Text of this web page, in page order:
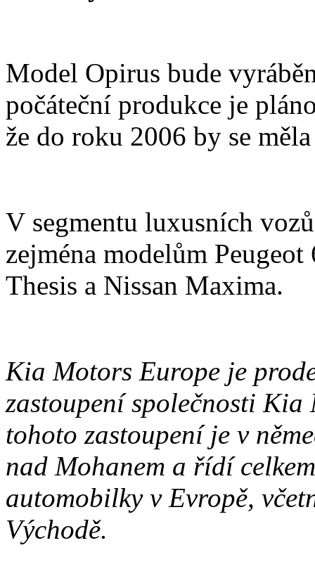
Model Opirus bude
počáteční produkce je
že do roku 2006 by se
V segmentu luxusních
zejména modelům
Thesis a Nissan Maxima.
Kia Motors Europe je
zastoupení společnosti
tohoto zastoupení je v
nad Mohanem a řídí
automobilky v Evropě,
Východě.